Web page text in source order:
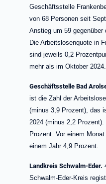
Geschäftsstelle
von 68 Personen seit
Anstieg um 59 gegenüber
Die Arbeitslosenquote in
sind jeweils 0,2
mehr als im Oktober 2024.
Geschäftsstelle Bad
ist die Zahl der
(minus 3,9 Prozent), das
2024 (minus 2,2
Prozent. Vor einem
einem Jahr 4,9 Prozent.
Landkreis Schwalm-Eder.
Schwalm-Eder-Kreis